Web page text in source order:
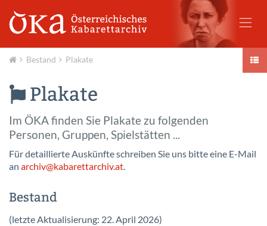
Bestand Plakate
Plakate
Im ÖKA finden Sie Plakate zu folgenden
Personen, Gruppen, Spielstätten ...
Für detaillierte Auskünfte schreiben Sie uns bitte eine E-Mail
an archiv@kabarettarchiv.at.
Bestand
(letzte Aktualisierung: 22. April 2026)